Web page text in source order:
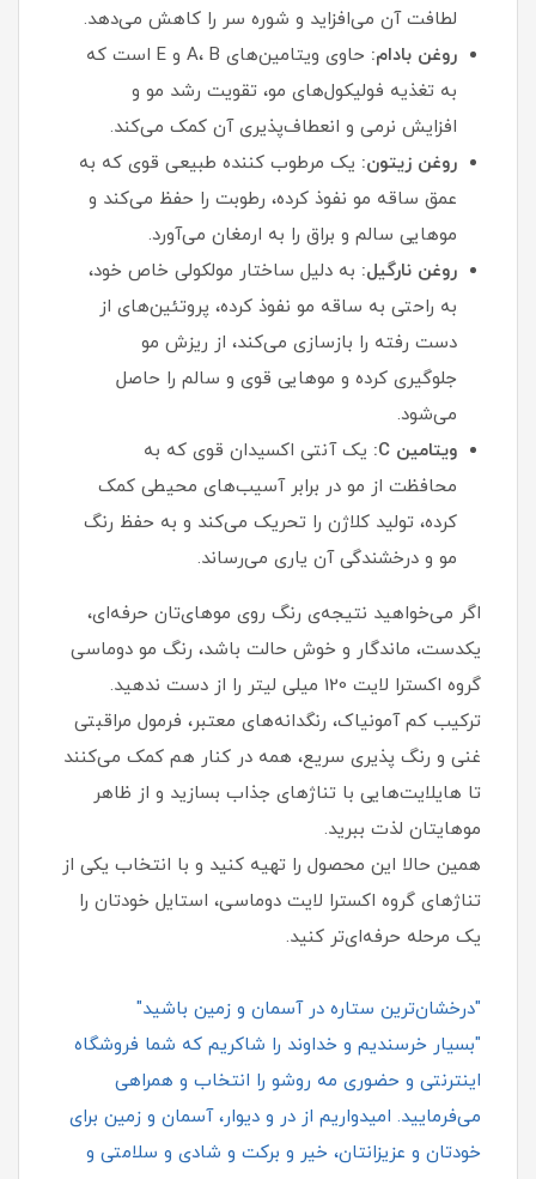
لطافت آن می‌افزاید و شوره سر را کاهش می‌دهد.
روغن بادام:
حاوی ویتامین‌های A، B و E است که
به تغذیه فولیکول‌های مو، تقویت رشد مو و
افزایش نرمی و انعطاف‌پذیری آن کمک می‌کند.
روغن زیتون: یک مرطوب‌ کننده طبیعی قوی که به
عمق ساقه مو نفوذ کرده، رطوبت را حفظ می‌کند و
موهایی سالم و براق را به ارمغان می‌آورد.
روغن نارگیل: به دلیل ساختار مولکولی خاص خود،
به راحتی به ساقه مو نفوذ کرده، پروتئین‌های از
دست رفته را بازسازی می‌کند، از ریزش مو
جلوگیری کرده و موهایی قوی و سالم را حاصل
می‌شود.
ویتامین C:
یک آنتی‌ اکسیدان قوی که به
محافظت از مو در برابر آسیب‌های محیطی کمک
کرده، تولید کلاژن را تحریک می‌کند و به حفظ رنگ
مو و درخشندگی آن یاری می‌رساند.
اگر می‌خواهید نتیجه‌ی رنگ روی موهای‌تان حرفه‌ای،
یکدست، ماندگار و خوش‌ حالت باشد، رنگ مو دوماسی
گروه اکسترا لایت 120 میلی لیتر را از دست ندهید.
ترکیب کم‌ آمونیاک، رنگدانه‌های معتبر، فرمول مراقبتی
غنی و رنگ‌ پذیری سریع، همه در کنار هم کمک می‌کنند
تا هایلایت‌هایی با تناژهای جذاب بسازید و از ظاهر
موهایتان لذت ببرید.
همین حالا این محصول را تهیه کنید و با انتخاب یکی از
تناژهای گروه اکسترا لایت دوماسی، استایل خودتان را
یک مرحله حرفه‌ای‌تر کنید.
"درخشان‌ترین ستاره در آسمان و زمین باشید"
"بسیار خرسندیم و خداوند را شاکریم که شما فروشگاه
اینترنتی و حضوری مه روشو را انتخاب و همراهی
می‌فرمایید. امیدواریم از در و دیوار، آسمان و زمین برای
خودتان و عزیزانتان، خیر و برکت و شادی و سلامتی و